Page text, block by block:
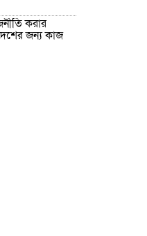
করার
জন্য কাজ